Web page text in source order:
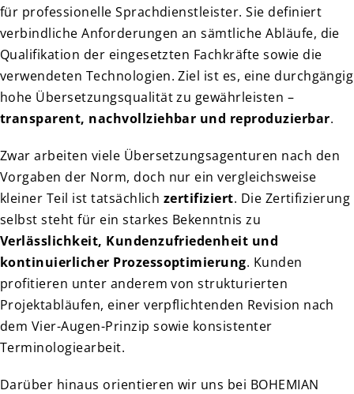
für professionelle Sprachdienstleister. Sie definiert
verbindliche Anforderungen an sämtliche Abläufe, die
Qualifikation der eingesetzten Fachkräfte sowie die
verwendeten Technologien. Ziel ist es, eine durchgängig
hohe Übersetzungsqualität zu gewährleisten –
transparent, nachvollziehbar und reproduzierbar.
Zwar arbeiten viele Übersetzungsagenturen nach den
Vorgaben der Norm, doch nur ein vergleichsweise
kleiner Teil ist tatsächlich zertifiziert. Die Zertifizierung
selbst steht für ein starkes Bekenntnis zu
Verlässlichkeit, Kundenzufriedenheit und
kontinuierlicher Prozessoptimierung. Kunden
profitieren unter anderem von strukturierten
Projektabläufen, einer verpflichtenden Revision nach
dem Vier-Augen-Prinzip sowie konsistenter
Terminologiearbeit.
Darüber hinaus orientieren wir uns bei BOHEMIAN